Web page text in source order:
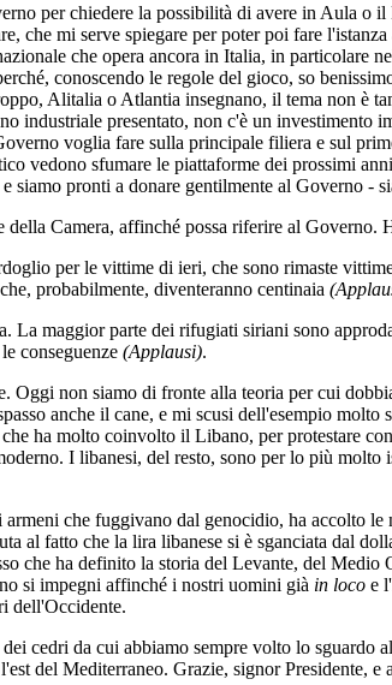
per chiedere la possibilità di avere in Aula o
che mi serve spiegare per poter poi fare
che opera ancora in Italia, in particolare
conoscendo le regole del gioco, so
Alitalia o Atlantia insegnano, il tema non è
industriale presentato, non c'è un investimento
voglia fare sulla principale filiera e sul
vedono sfumare le piattaforme dei prossimi
siamo pronti a donare gentilmente al Governo -
Camera, affinché possa riferire al
per le vittime di ieri, che sono rimaste
probabilmente, diventeranno centinaia
maggior parte dei rifugiati siriani sono
conseguenze (Applausi).
non siamo di fronte alla teoria per cui
anche il cane, e mi scusi dell'esempio
ha molto coinvolto il Libano, per protestare
I libanesi, del resto, sono per lo più
che fuggivano dal genocidio, ha accolto
al fatto che la lira libanese si è sganciata dal
che ha definito la storia del Levante, del
si impegni affinché i nostri uomini già in loco e
dell'Occidente.
cedri da cui abbiamo sempre volto lo sguardo
del Mediterraneo. Grazie, signor Presidente,